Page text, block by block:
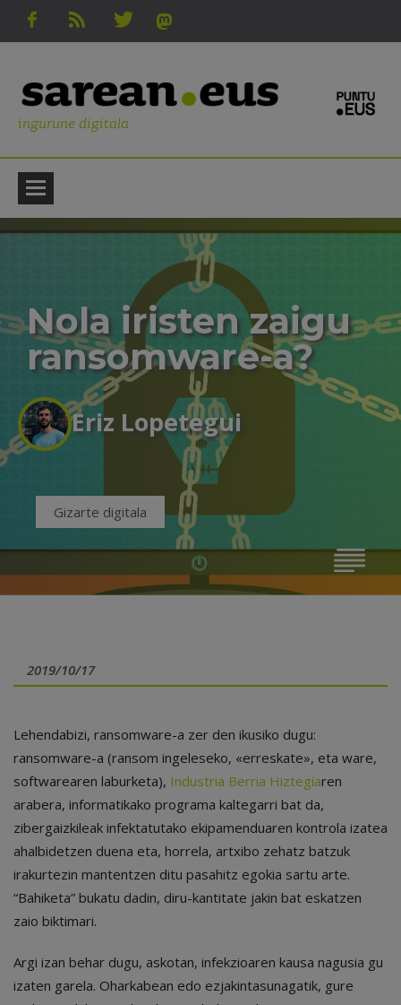
ingurune digitala
Nola iristen zaigu
ransomware-a?
Eriz Lopetegui
Gizarte digitala
2019/10/17
Lehendabizi, ransomware-a zer den ikusiko dugu:
ransomware-a (ransom ingeleseko, «erreskate», eta ware,
softwarearen laburketa), Industria Berria Hiztegiaren
arabera, informatikako programa kaltegarri bat da,
zibergaizkileak infektatutako ekipamenduaren kontrola izatea
ahalbidetzen duena eta, horrela, artxibo zehatz batzuk
irakurtezin mantentzen ditu pasahitz egokia sartu arte.
“Bahiketa” bukatu dadin, diru-kantitate jakin bat eskatzen
zaio biktimari.
Argi izan behar dugu, askotan, infekzioaren kausa nagusia gu
izaten garela. Oharkabean edo ezjakintasunagatik, gure